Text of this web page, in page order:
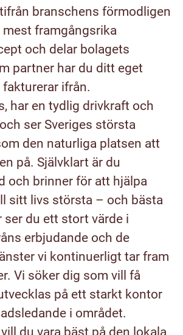
branschens förmodligen
framgångsrika
och delar bolagets
partner har du ditt eget
ifrån.
har en tydlig drivkraft och
ser Sveriges största
den naturliga platsen att
på. Självklart är du
och brinner för att hjälpa
sitt livs största – och bästa
ser du ett stort värde i
erbjudande och de
vi kontinuerligt tar fram
Vi söker dig som vill få
på ett starkt kontor
i området.
du vara bäst på den lokala